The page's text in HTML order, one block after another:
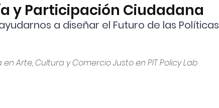
y Participación Ciudadana
a diseñar el Futuro de las Políticas
Arte, Cultura y Comercio Justo en PIT Policy Lab